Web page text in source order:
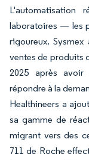
laboratoires — les
rigoureux.
ventes de produits
2025 après
répondre à la
Healthineers a
sa gamme de
migrant vers des
711 de Roche